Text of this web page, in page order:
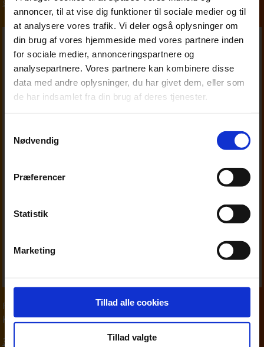
annoncer, til at vise dig funktioner til sociale medier og til
at analysere vores trafik. Vi deler også oplysninger om
din brug af vores hjemmeside med vores partnere inden
for sociale medier, annonceringspartnere og
analysepartnere. Vores partnere kan kombinere disse
data med andre oplysninger, du har givet dem, eller som
de har indsamlet fra din brug af deres tjenester.
Nødvendig
Præferencer
Statistik
Marketing
Tillad alle cookies
Tillad valgte
Skat, moms og afgifter
Partner Moms & afgifter
Karsten Wind
39 16 76 90